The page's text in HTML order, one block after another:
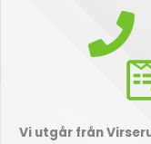
Vi utgår från